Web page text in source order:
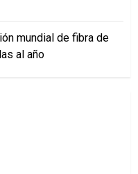
mundial de fibra de
al año